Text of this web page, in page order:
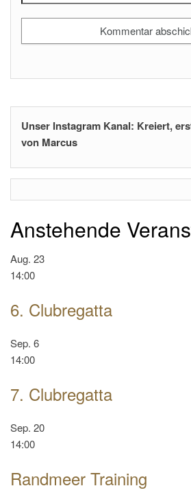
Unser Instagram Kanal: Kreiert,
von Marcus
Anstehende
Aug. 23
14:00
6. Clubregatta
Sep. 6
14:00
7. Clubregatta
Sep. 20
14:00
Randmeer Training